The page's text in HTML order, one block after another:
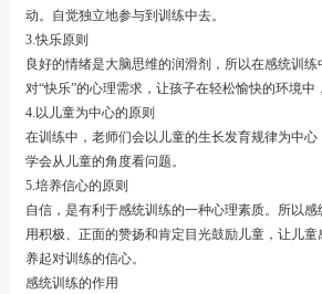
动。自觉独立地参与到训练中去。
3.快乐原则
良好的情绪是大脑思维的润滑剂，所以在感统训
对“快乐”的心理需求，让孩子在轻松愉快的环境中
4.以儿童为中心的原则
在训练中，老师们会以儿童的生长发育规律为中心
学会从儿童的角度看问题。
5.培养信心的原则
自信，是有利于感统训练的一种心理素质。所以
用积极、正面的赞扬和肯定目光鼓励儿童，让儿
养起对训练的信心。
感统训练的作用